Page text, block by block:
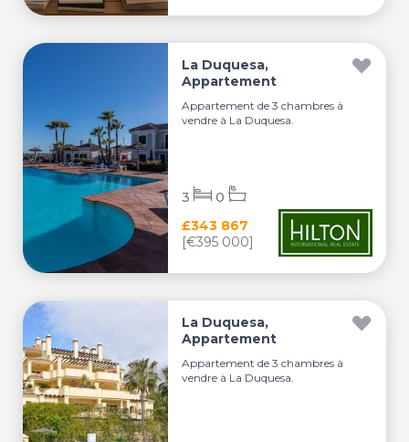
La Duquesa,
Appartement
Appartement de 3 chambres à
vendre à La Duquesa.
£343 867
[€395 000]
3 0
La Duquesa,
Appartement
Appartement de 3 chambres à
vendre à La Duquesa.